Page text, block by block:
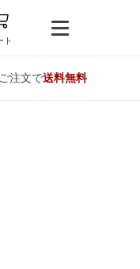
ト
注文で送料無料